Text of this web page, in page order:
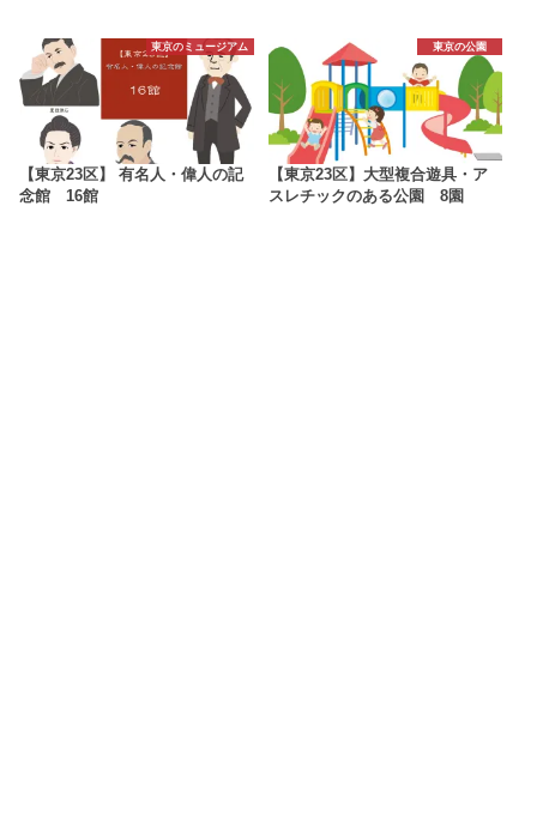
東京のミュージアム
【東京23区】 有名人・偉人の記
念館 16館
東京の公園
【東京23区】大型複合遊具・ア
スレチックのある公園 8園